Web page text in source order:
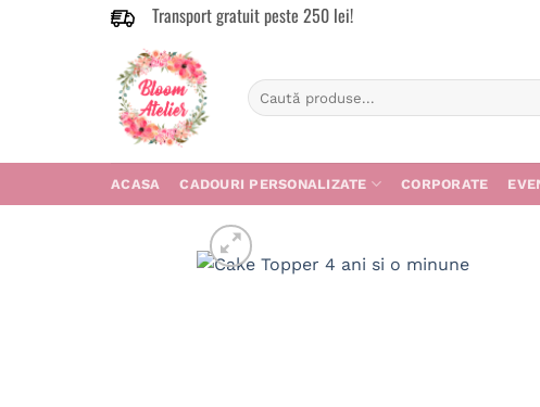
Transport gratuit peste 250 lei!
Caută
după:
ACASA CADOURI PERSONALIZATE CORPORATE